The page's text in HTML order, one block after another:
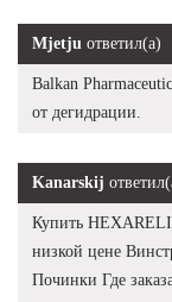
Mjetju ответил(а)
Balkan
от дегидрации.
Kanarskij
Купить
низкой цене
Починки Где